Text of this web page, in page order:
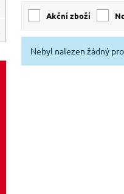
Akční zboží
Nebyl nalezen žádný